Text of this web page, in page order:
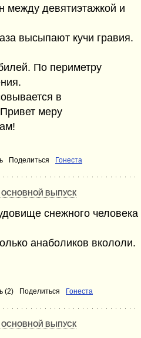
между девятиэтажкой и
высыпают кучи гравия.
По периметру
в
меру
Поделиться Гонеста
ОСНОВНОЙ ВЫПУСК
снежного человека
анаболиков вкололи.
(2) Поделиться Гонеста
ОСНОВНОЙ ВЫПУСК